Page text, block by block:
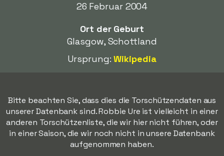
26 Februar 2004
Ort der Geburt
Glasgow, Schottland
Ursprung:Wikipedia
Bitte beachten Sie, dass dies die Torschützendaten aus
unserer Datenbank sind. Robbie Ure ist vielleicht in einer
anderen Torschützenliste, die wir hier nicht führen, oder
in einer Saison, die wir noch nicht in unsere Datenbank
aufgenommen haben.